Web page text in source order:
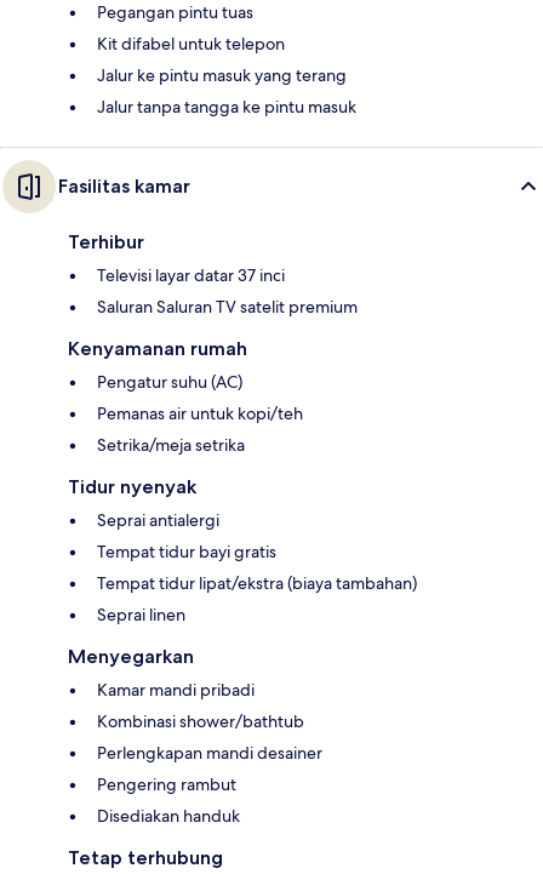
Pegangan pintu tuas
Kit difabel untuk telepon
Jalur ke pintu masuk yang terang
Jalur tanpa tangga ke pintu masuk
Fasilitas kamar
Terhibur
Televisi layar datar 37 inci
Saluran Saluran TV satelit premium
Kenyamanan rumah
Pengatur suhu (AC)
Pemanas air untuk kopi/teh
Setrika/meja setrika
Tidur nyenyak
Seprai antialergi
Tempat tidur bayi gratis
Tempat tidur lipat/ekstra (biaya tambahan)
Seprai linen
Menyegarkan
Kamar mandi pribadi
Kombinasi shower/bathtub
Perlengkapan mandi desainer
Pengering rambut
Disediakan handuk
Tetap terhubung